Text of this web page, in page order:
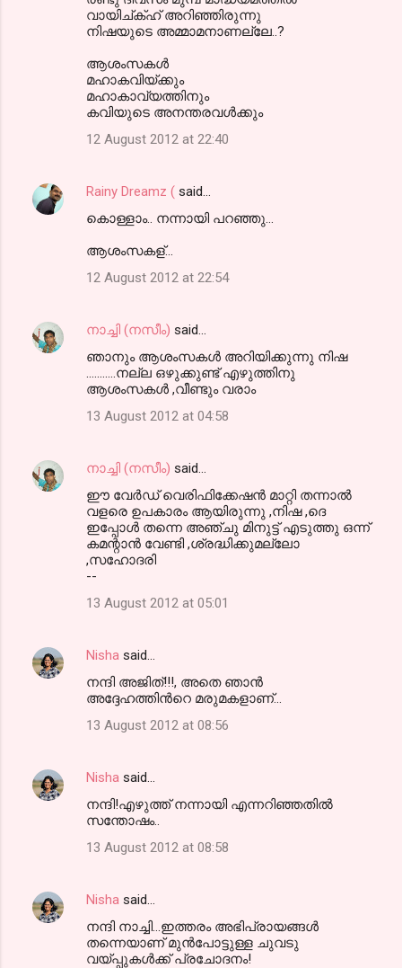
വായിച്ക്ഹ് അറിഞ്ഞിരുന്നു
നിഷയുടെ അമ്മാമനാണല്ലേ..?
ആശംസകള്‍
മഹാകവിയ്ക്കും
മഹാകാവ്യത്തിനും
കവിയുടെ അനന്തരവള്‍ക്കും
12 August 2012 at 22:40
Rainy Dreamz ( said…
കൊള്ളാം.. നന്നായി പറഞ്ഞു...
ആശംസകള്...
12 August 2012 at 22:54
നാച്ചി (നസീം) said…
ഞാനും ആശംസകള്‍ അറിയിക്കുന്നു നിഷ
...........നല്ല ഒഴുക്കുണ്ട് എഴുത്തിനു
ആശംസകള്‍ ,വീണ്ടും വരാം
13 August 2012 at 04:58
നാച്ചി (നസീം) said…
ഈ വേര്‍ഡ് വെരിഫിക്കേഷന്‍ മാറ്റി തന്നാല്‍
വളരെ ഉപകാരം ആയിരുന്നു ,നിഷ ,ദെ
ഇപ്പോള്‍ തന്നെ അഞ്ചു മിനുട്ട് എടുത്തു ഒന്ന്
കമന്റാന്‍ വേണ്ടി ,ശ്രദ്ധിക്കുമല്ലോ
,സഹോദരി
--
13 August 2012 at 05:01
Nisha said…
നന്ദി അജിത്‌!!!, അതെ ഞാന്‍
അദ്ദേഹത്തിന്‍റെ മരുമകളാണ്...
13 August 2012 at 08:56
Nisha said…
നന്ദി!എഴുത്ത് നന്നായി എന്നറിഞ്ഞതില്‍
സന്തോഷം..
13 August 2012 at 08:58
Nisha said…
നന്ദി നാച്ചി...ഇത്തരം അഭിപ്രായങ്ങള്‍
തന്നെയാണ് മുന്‍പോട്ടുള്ള ചുവടു
വയ്പ്പുകള്‍ക്ക് പ്രചോദനം!